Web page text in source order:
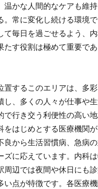
温かな人間的なケアも維
。常に変化し続ける環境
て毎日を過ごせるよう、
たす役割は極めて重要で
置するこのエリアは、多
し、多くの人々が仕事や
で行き交う利便性の高い地
をはじめとする医療機関が
良から生活習慣病、急病
ズに応えています。内科
周辺では夜間や休日にも
い点が特徴です。各医療機